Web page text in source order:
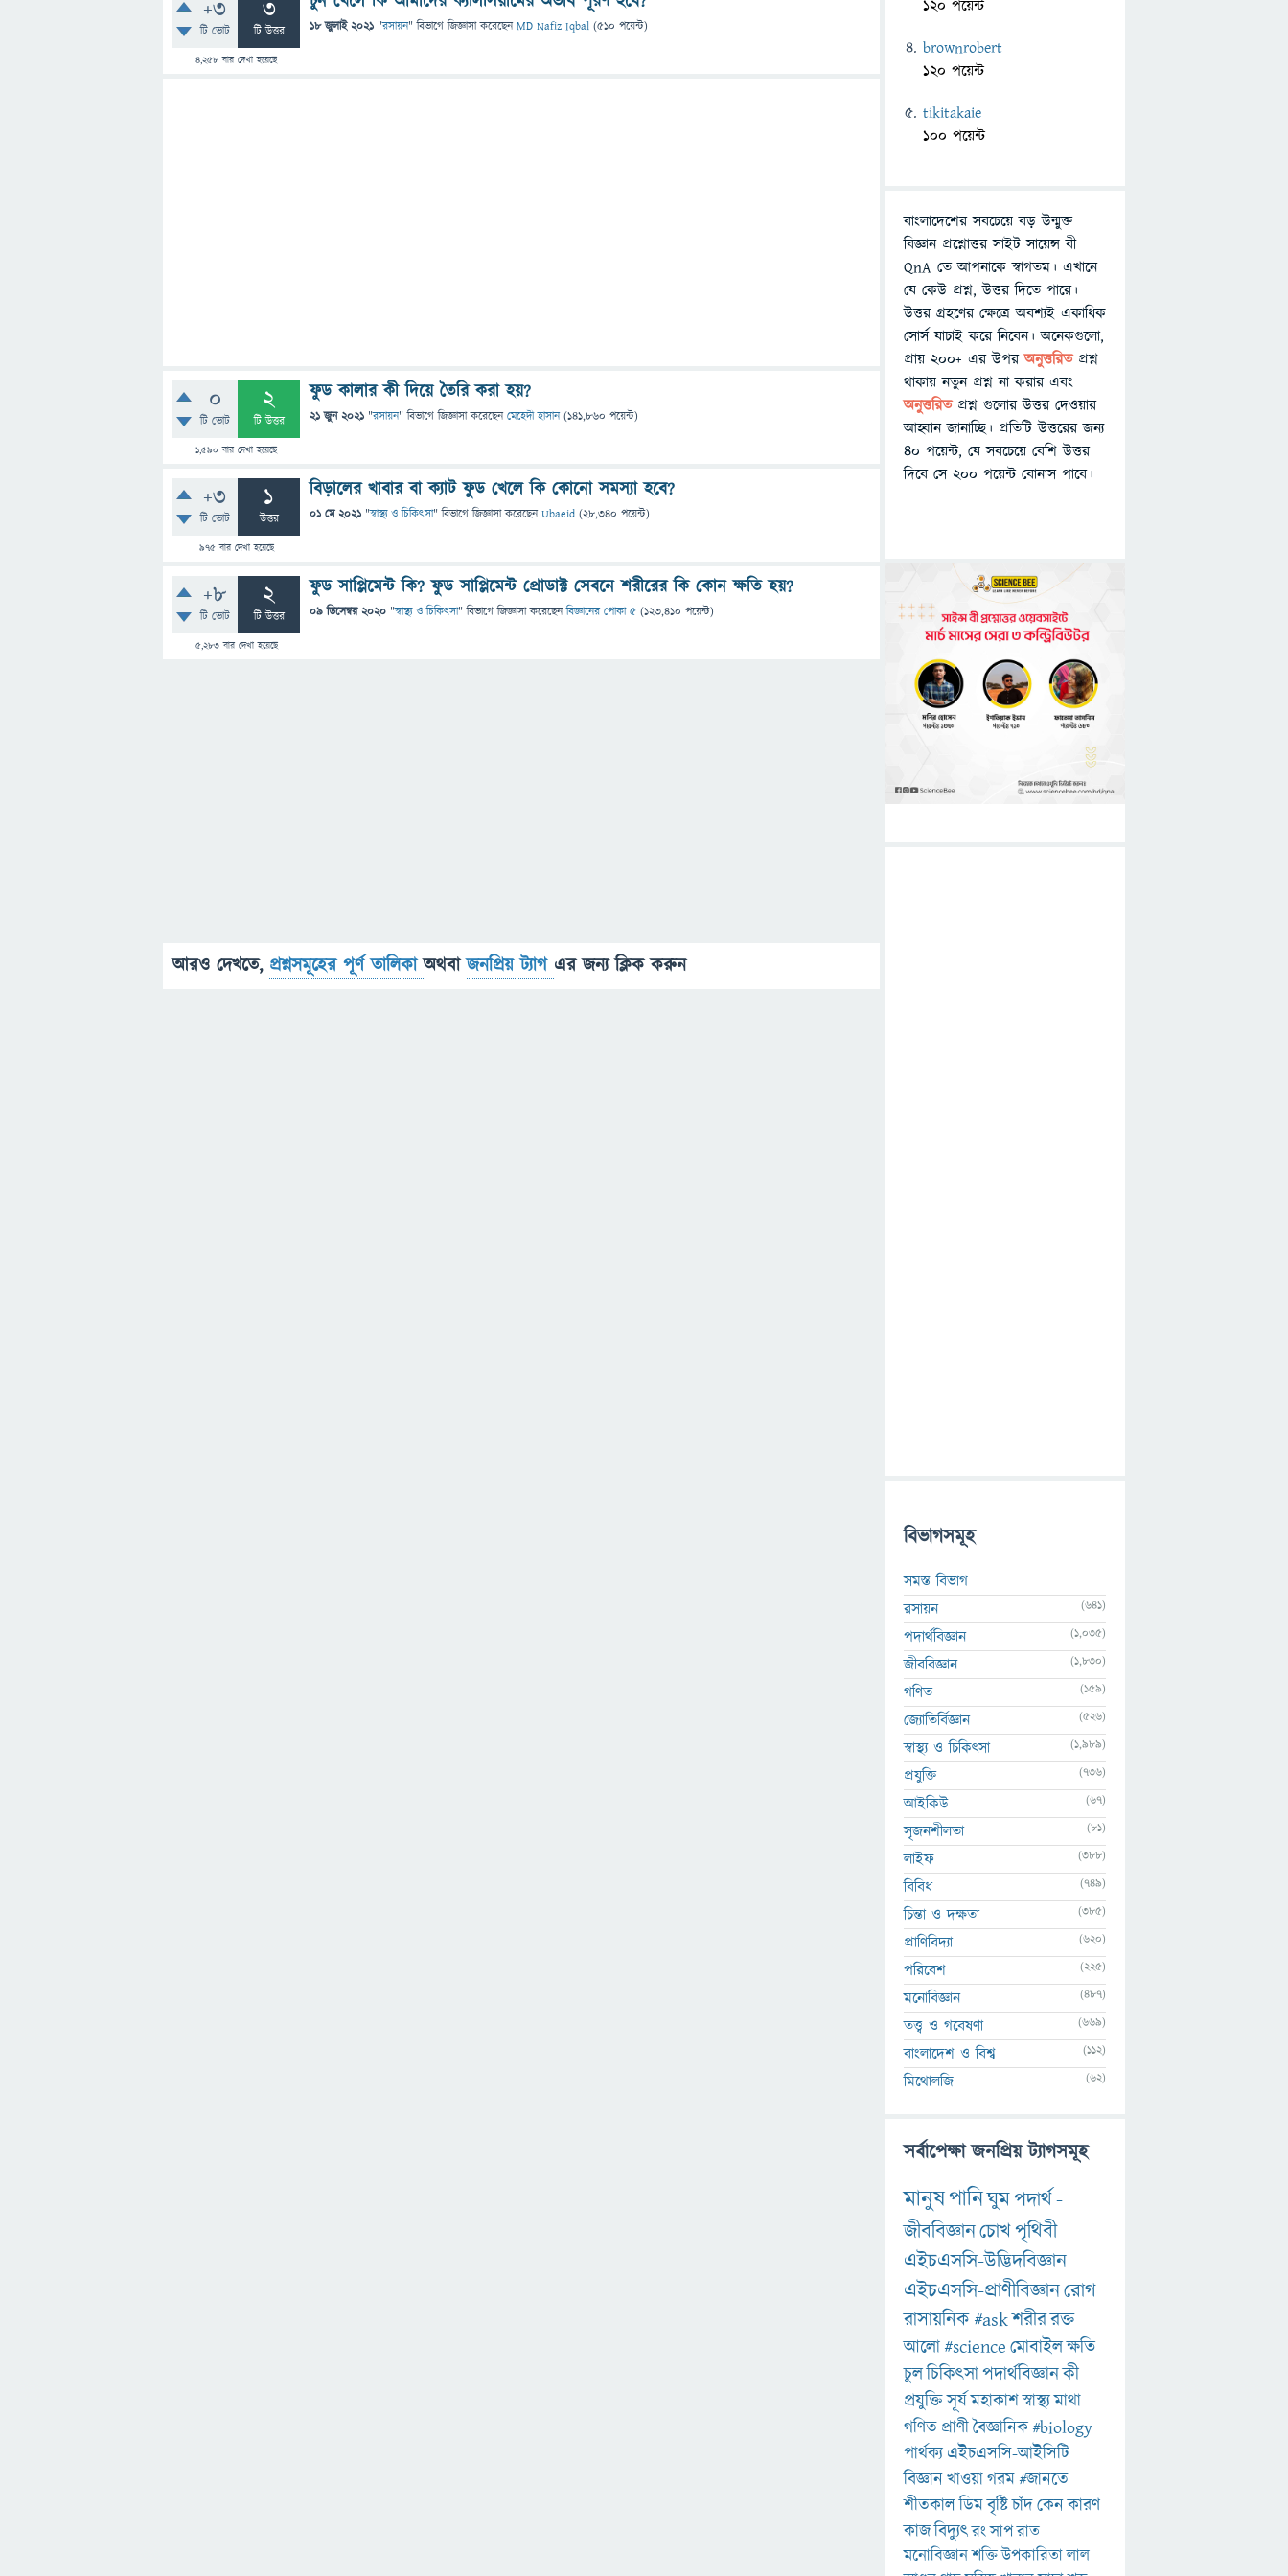
+3
টি ভোট
3
টি উত্তর
4,258 বার দেখা হয়েছে
18 জুলাই 2021 "রসায়ন" বিভাগে জিজ্ঞাসাকরেছেনMD Nafiz Iqbal (510 পয়েন্ট)
0
টি ভোট
2
টি উত্তর
1,590 বার দেখা হয়েছে
ফুড কালার কী দিয়ে তৈরি করা হয়?
21 জুন 2021 "রসায়ন" বিভাগে জিজ্ঞাসাকরেছেনমেহেদী হাসান (141,860 পয়েন্ট)
+3
টি ভোট
1
উত্তর
975বার দেখা হয়েছে
বিড়ালের খাবার বা ক্যাট ফুড খেলে কি কোনো সমস্যা হবে?
01 মে 2021 "স্বাস্থ্য ও চিকিৎসা" বিভাগে জিজ্ঞাসাকরেছেনUbaeid (28,340 পয়েন্ট)
+8
টি ভোট
2
টি উত্তর
5,283বার দেখা হয়েছে
ফুড সাপ্লিমেন্ট কি? ফুড সাপ্লিমেন্ট প্রোডাক্ট সেবনে শরীরের কি কোন ক্ষতি হয়?
09 ডিসেম্বর 2020 "স্বাস্থ্য ও চিকিৎসা" বিভাগে জিজ্ঞাসাকরেছেনবিজ্ঞানের পোকা ৫ (123,410 পয়েন্ট)
আরও দেখতে, প্রশ্নসমূহের পূর্ণ তালিকাঅথবাজনপ্রিয় ট্যাগ এর জন্য ক্লিক করুন
120 পয়েন্ট
brownrobert
120 পয়েন্ট
tikitakaie
100 পয়েন্ট
বাংলাদেশের সবচেয়ে বড় উন্মুক্ত
বিজ্ঞান প্রশ্নোত্তর সাইট সায়েন্স বী
QnA তে আপনাকে স্বাগতম। এখানে
যে কেউ প্রশ্ন, উত্তর দিতে পারে।
উত্তর গ্রহণের ক্ষেত্রে অবশ্যই একাধিক
সোর্স যাচাই করে নিবেন। অনেকগুলো,
প্রায় ২০০+ এর উপরঅনুত্তরিতপ্রশ্ন
থাকায় নতুন প্রশ্ন না করার এবং
অনুত্তরিত প্রশ্ন গুলোর উত্তর দেওয়ার
আহ্বান জানাচ্ছি। প্রতিটি উত্তরের জন্য
৪০ পয়েন্ট, যে সবচেয়ে বেশি উত্তর
দিবে সে ২০০ পয়েন্ট বোনাস পাবে।
বিভাগসমূহ
সমস্ত বিভাগ
রসায়ন
(641)
পদার্থবিজ্ঞান (1,035)
জীববিজ্ঞান (1,830)
গণিত (159)
জ্যোতির্বিজ্ঞান (526)
স্বাস্থ্য ও চিকিৎসা (1,989)
প্রযুক্তি (736)
আইকিউ (67)
সৃজনশীলতা (81)
লাইফ (388)
বিবিধ (749)
চিন্তা ও দক্ষতা (385)
প্রাণিবিদ্যা (620)
পরিবেশ (225)
মনোবিজ্ঞান (487)
তত্ত্ব ও গবেষণা (669)
বাংলাদেশ ও বিশ্ব (112)
মিথোলজি (62)
সর্বাপেক্ষা জনপ্রিয় ট্যাগসমূহ
মানুষপানিঘুমপদার্থ-
জীববিজ্ঞানচোখপৃথিবী
এইচএসসি-উদ্ভিদবিজ্ঞান
এইচএসসি-প্রাণীবিজ্ঞানরোগ
রাসায়নিক#askশরীররক্ত
আলো#scienceমোবাইলক্ষতি
চুলচিকিৎসাপদার্থবিজ্ঞানকী
প্রযুক্তিসূর্যমহাকাশস্বাস্থ্যমাথা
গণিত প্রাণীবৈজ্ঞানিক#biology
পার্থক্য এইচএসসি-আইসিটি
বিজ্ঞানখাওয়াগরম#জানতে
শীতকালডিমবৃষ্টিচাঁদকেনকারণ
কাজবিদ্যুৎরংসাপরাত
মনোবিজ্ঞানশক্তিউপকারিতালাল